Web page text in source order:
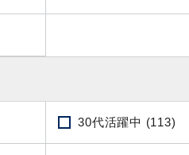
30代活躍中 (113)